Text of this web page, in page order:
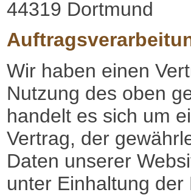
44319 Dortmund
Wir haben einen
Nutzung des oben
handelt es sich um
Vertrag, der
Daten unserer
unter Einhaltung